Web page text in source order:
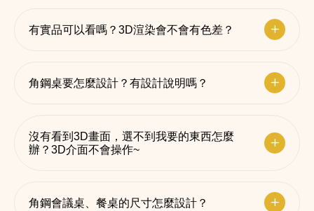
有實品可以看嗎？3D渲染會不會有色差？
角鋼桌要怎麼設計？有設計說明嗎？
沒有看到3D畫面，選不到我要的東西怎麼
辦？3D介面不會操作~
角鋼會議桌、餐桌的尺寸怎麼設計？